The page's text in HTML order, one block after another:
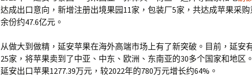
达成出口意向，新增注册出境果园11家，包装厂5家，共达成苹果采购
余份约47.6亿元。
从做大到做精，延安苹果在海外高端市场上有了新突破。目前，延安
25家，将苹果卖到了中亚、中东、欧洲、东南亚的30多个国家和地区
延安出口苹果1277.39万元，较2022年的780万元增长约64%。